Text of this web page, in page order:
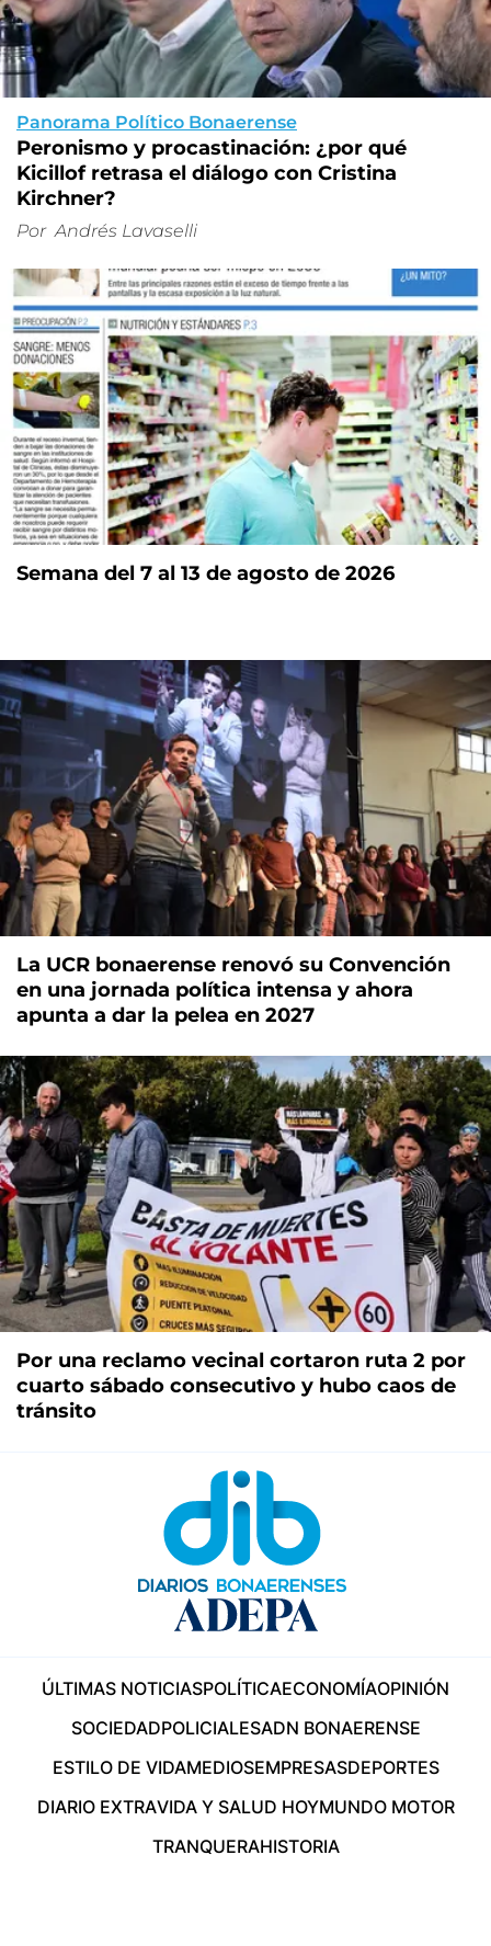
Panorama Político Bonaerense
Peronismo y procastinación: ¿por qué
Kicillof retrasa el diálogo con Cristina
Kirchner?
Por Andrés Lavaselli
Semana del 7 al 13 de agosto de 2026
La UCR bonaerense renovó su Convención
en una jornada política intensa y ahora
apunta a dar la pelea en 2027
Por una reclamo vecinal cortaron ruta 2 por
cuarto sábado consecutivo y hubo caos de
tránsito
ÚLTIMAS NOTICIASPOLÍTICAECONOMÍAOPINIÓN
SOCIEDADPOLICIALESADN BONAERENSE
ESTILO DE VIDAMEDIOSEMPRESASDEPORTES
DIARIO EXTRAVIDA Y SALUD HOYMUNDO MOTOR
TRANQUERAHISTORIA